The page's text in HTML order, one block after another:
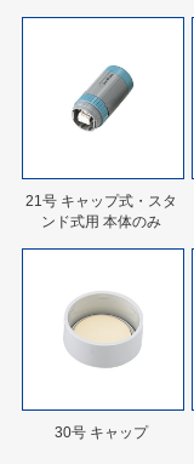
21号 キャップ式・スタ
ンド式用 本体のみ
30号 キャップ